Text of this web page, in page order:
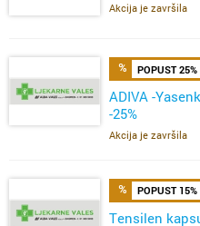
Akcija je završila
POPUST 25%
ADIVA -
-25%
Akcija je završila
POPUST 15%
Tensilen